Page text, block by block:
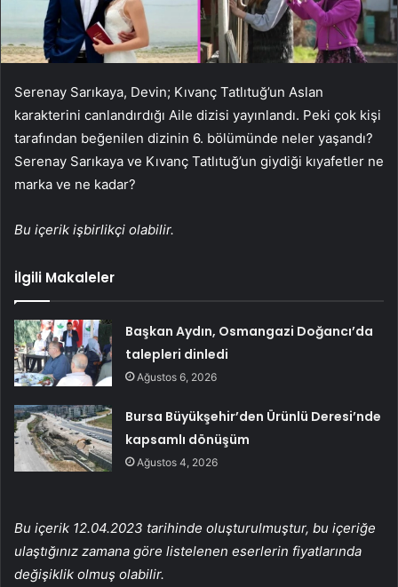
Serenay Sarıkaya, Devin; Kıvanç Tatlıtuğ’un Aslan
karakterini canlandırdığı Aile dizisi yayınlandı. Peki çok kişi
tarafından beğenilen dizinin 6. bölümünde neler yaşandı?
Serenay Sarıkaya ve Kıvanç Tatlıtuğ’un giydiği kıyafetler ne
marka ve ne kadar?
Bu içerik işbirlikçi olabilir.
İlgili Makaleler
Başkan Aydın, Osmangazi Doğancı’da
talepleri dinledi
Ağustos 6, 2026
Bursa Büyükşehir’den Ürünlü Deresi’nde
kapsamlı dönüşüm
Ağustos 4, 2026
Bu içerik 12.04.2023 tarihinde oluşturulmuştur, bu içeriğe
ulaştığınız zamana göre listelenen eserlerin fiyatlarında
değişiklik olmuş olabilir.